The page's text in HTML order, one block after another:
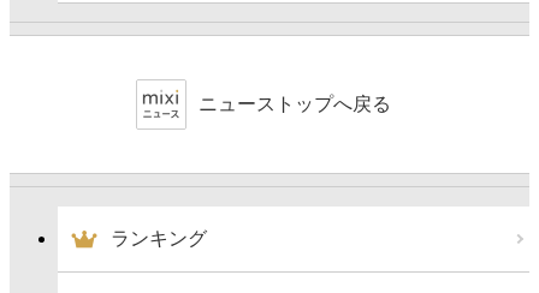
ニューストップへ戻る
ランキング